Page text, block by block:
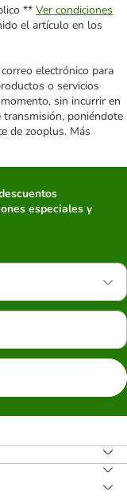
** Ver condiciones
el artículo en los
electrónico para
o servicios
sin incurrir en
poniéndote
de zooplus. Más
especiales y